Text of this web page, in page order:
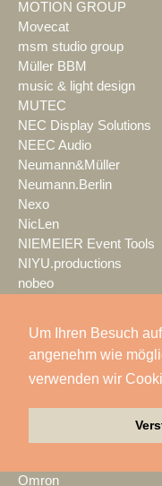
Um Ihren Besuch
angenehm wie
verwenden wir
MOTION GROUP
Movecat
msm studio group
Müller BBM
music & light design
MUTEC
NEC Display Solutions
NEEC Audio
Neumann&Müller
Neumann.Berlin
Nexo
NicLen
NIEMEIER Event Tools
NIYU.productions
nobeo
NTi Audio
NÜSSLI
Oblong Industries
OETHG
Omron